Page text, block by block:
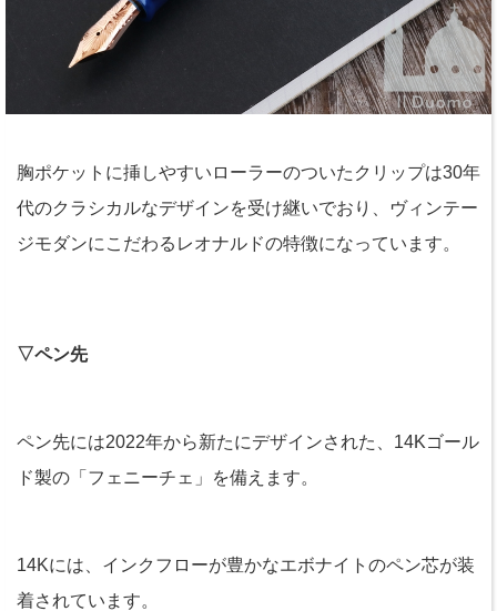
胸ポケットに挿しやすいローラーのついたクリップは30年
代のクラシカルなデザインを受け継いでおり、ヴィンテー
ジモダンにこだわるレオナルドの特徴になっています。
▽ペン先
ペン先には2022年から新たにデザインされた、14Kゴール
ド製の「フェニーチェ」を備えます。
14Kには、インクフローが豊かなエボナイトのペン芯が装
着されています。